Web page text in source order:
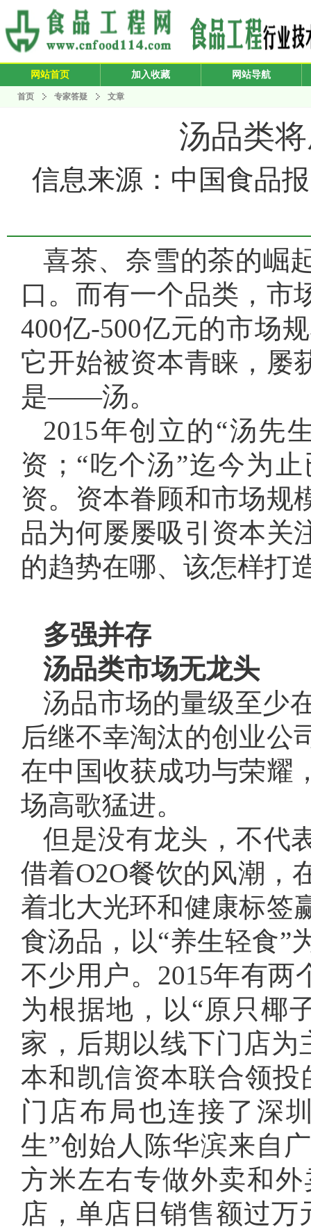
网站首页 加入收藏 网站导航
首页 专家答疑 文章
汤品类
信息来源：中国食品
喜茶、奈雪的茶的崛
口。而有一个品类，市
400亿-500亿元的市场
它开始被资本青睐，屡
是——汤。
2015年创立的“汤先
资；“吃个汤”迄今为
资。资本眷顾和市场规
品为何屡屡吸引资本关
的趋势在哪、该怎样打
多强并存
汤品类市场无龙头
汤品市场的量级至少
后继不幸淘汰的创业公
在中国收获成功与荣耀
场高歌猛进。
但是没有龙头，不代
借着O2O餐饮的风潮，
着北大光环和健康标签
食汤品，以“养生轻食”
不少用户。2015年有两
为根据地，以“原只椰
家，后期以线下门店为
本和凯信资本联合领
门店布局也连接了深
生”创始人陈华滨来自
方米左右专做外卖和
店，单店日销售额过